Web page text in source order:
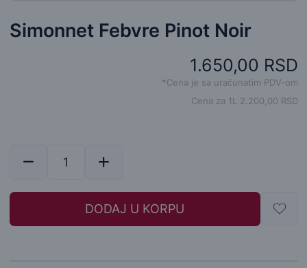
Simonnet Febvre Pinot Noir
1.650,00 RSD
*Cena je sa uračunatim PDV-om
Cena za 1L 2.200,00 RSD
DODAJ U KORPU